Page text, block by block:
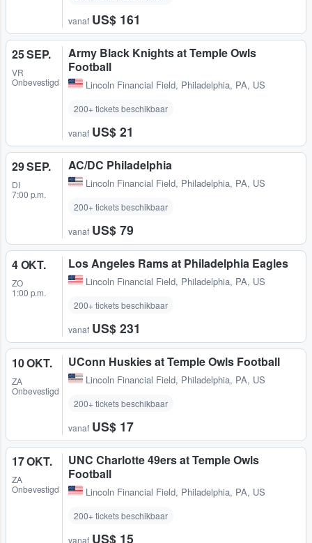
vanaf US$ 161
25 SEP.
VR
Onbevestigd
Army Black Knights at Temple Owls
Football
Lincoln Financial Field, Philadelphia, PA, US
200+ tickets beschikbaar
vanaf US$ 21
29 SEP.
DI
7:00 p.m.
AC/DC Philadelphia
Lincoln Financial Field, Philadelphia, PA, US
200+ tickets beschikbaar
vanaf US$ 79
4 OKT.
ZO
1:00 p.m.
Los Angeles Rams at Philadelphia Eagles
Lincoln Financial Field, Philadelphia, PA, US
200+ tickets beschikbaar
vanaf US$ 231
10 OKT.
ZA
Onbevestigd
UConn Huskies at Temple Owls Football
Lincoln Financial Field, Philadelphia, PA, US
200+ tickets beschikbaar
vanaf US$ 17
17 OKT.
ZA
Onbevestigd
UNC Charlotte 49ers at Temple Owls
Football
Lincoln Financial Field, Philadelphia, PA, US
200+ tickets beschikbaar
vanaf US$ 15